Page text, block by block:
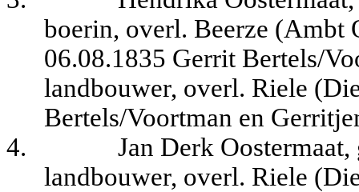
boerin, overl. Beerze (Ambt
06.08.1835 Gerrit Bertels/
landbouwer, overl. Riele
Bertels/Voortman en
4.
Jan Derk
landbouwer, overl. Riele